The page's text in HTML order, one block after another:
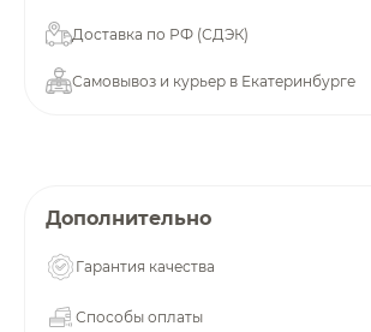
Доставка по РФ (СДЭК)
Самовывоз и курьер в Екатеринбурге
Дополнительно
Гарантия качества
Способы оплаты
об оплате Плайтом